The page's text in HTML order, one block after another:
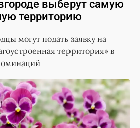
выберут самую
территорию
могут подать заявку на
территория» в